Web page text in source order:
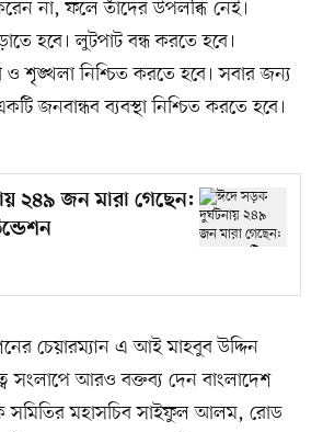
না, ফলে তাঁদের উপলব্ধি নেই।
হবে। লুটপাট বন্ধ করতে হবে।
ও শৃঙ্খলা নিশ্চিত করতে হবে। সবার জন্য
জনবান্ধব ব্যবস্থা নিশ্চিত করতে হবে।
২৪৯ জন মারা গেছেন:
চেয়ারম্যান এ আই মাহবুব উদ্দিন
সংলাপে আরও বক্তব্য দেন বাংলাদেশ
সমিতির মহাসচিব সাইফুল আলম, রোড